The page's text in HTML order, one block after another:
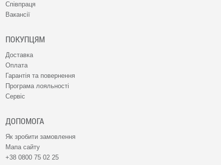
Співпраця
Вакансії
ПОКУПЦЯМ
Доставка
Оплата
Гарантія та повернення
Програма лояльності
Сервіс
ДОПОМОГА
Як зробити замовлення
Мапа сайту
+38 0800 75 02 25